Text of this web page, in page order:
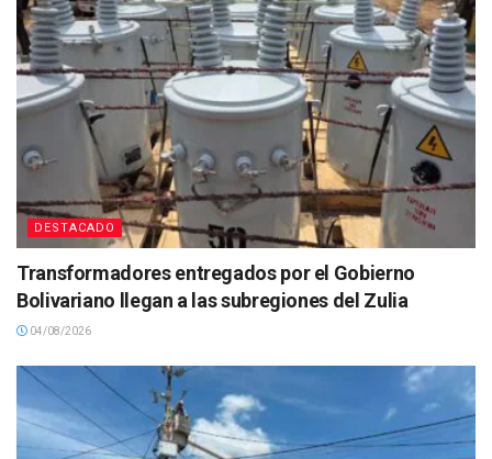
DESTACADO
Transformadores entregados por el Gobierno
Bolivariano llegan a las subregiones del Zulia
04/08/2026